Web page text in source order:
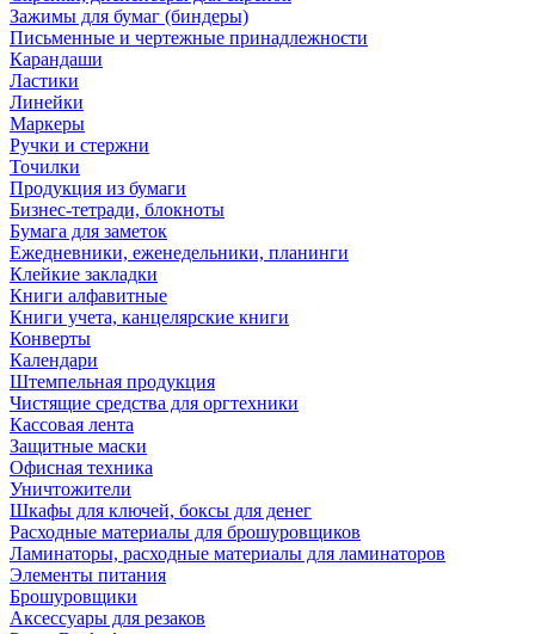
Зажимы для бумаг (биндеры)
Письменные и чертежные принадлежности
Карандаши
Ластики
Линейки
Маркеры
Ручки и стержни
Точилки
Продукция из бумаги
Бизнес-тетради, блокноты
Бумага для заметок
Ежедневники, еженедельники, планинги
Клейкие закладки
Книги алфавитные
Книги учета, канцелярские книги
Конверты
Календари
Штемпельная продукция
Чистящие средства для оргтехники
Кассовая лента
Защитные маски
Офисная техника
Уничтожители
Шкафы для ключей, боксы для денег
Расходные материалы для брошуровщиков
Ламинаторы, расходные материалы для ламинаторов
Элементы питания
Брошуровщики
Аксессуары для резаков